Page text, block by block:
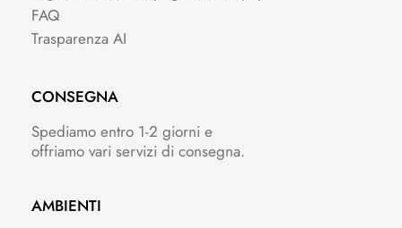
FAQ
Trasparenza AI
CONSEGNA
Spediamo entro 1-2 giorni e
offriamo vari servizi di consegna.
AMBIENTI